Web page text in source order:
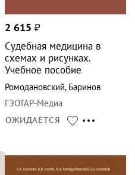
2 615 ₽
Судебная медицина в
схемах и рисунках.
Учебное пособие
Ромодановский, Баринов
ГЭОТАР-Медиа
ОЖИДАЕТСЯ